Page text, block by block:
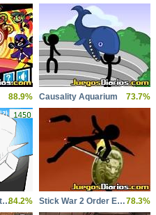
88.9% Causality Aquarium 73.7%
Mazinger Z vs Robot Erizo84.2% Stick War 2 Order Empire78.3%